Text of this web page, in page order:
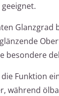
besondere
Funktion
während